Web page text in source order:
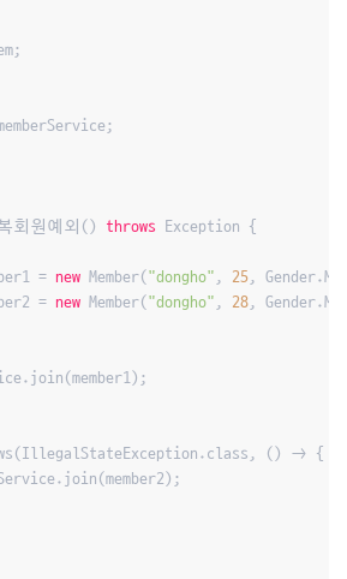
회원예외() throws Exception {
=
new Member( "dongho" , 25,
=
new Member( "dongho" , 28,
() -> {